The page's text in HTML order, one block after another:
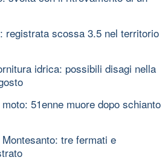
registrata scossa 3.5 nel territorio
idrica: possibili disagi nella
51enne muore dopo schianto
tre fermati e